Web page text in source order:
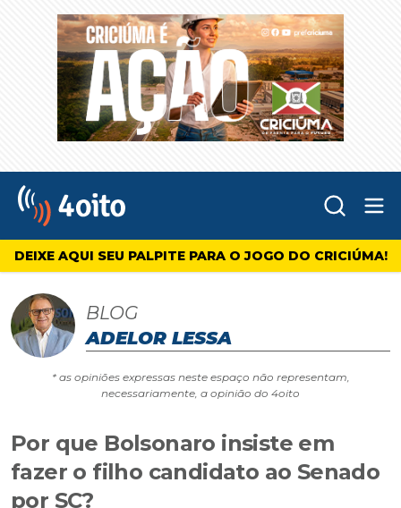
4oito
DEIXE AQUI SEU PALPITE PARA O JOGO DO CRICIÚMA!
BLOG
ADELOR LESSA
* as opiniões expressas neste espaço não representam,
necessariamente, a opinião do 4oito
Por que Bolsonaro insiste em
fazer o filho candidato ao Senado
por SC?